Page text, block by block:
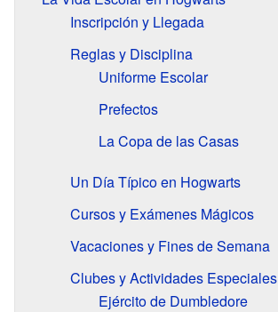
Inscripción y Llegada
Reglas y Disciplina
Uniforme Escolar
Prefectos
La Copa de las Casas
Un Día Típico en Hogwarts
Cursos y Exámenes Mágicos
Vacaciones y Fines de Semana
Clubes y Actividades Especiales
Ejército de Dumbledore